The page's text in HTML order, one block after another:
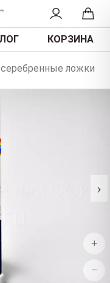
КОРЗИНА
ложки
›
+
−